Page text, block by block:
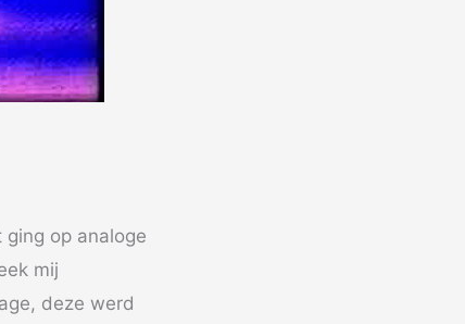
op analoge
mij
deze werd